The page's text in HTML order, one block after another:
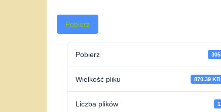
Pobierz
Pobierz 305
Wielkość pliku 870.39 KB
Liczba plików 1